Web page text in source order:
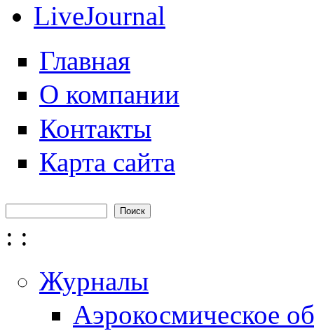
LiveJournal
Главная
О компании
Контакты
Карта сайта
Форма поиска
: :
Журналы
Аэрокосмическое